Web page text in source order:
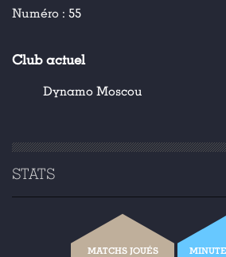
Numéro : 55
Club actuel
Dynamo Moscou
STATS
MATCHS JOUÉS